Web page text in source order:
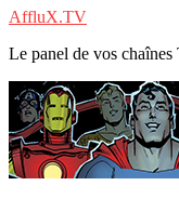
AffluX.TV
Le panel de vos